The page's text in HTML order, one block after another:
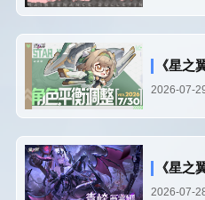
《星之
2026-07-
《星之
2026-07-